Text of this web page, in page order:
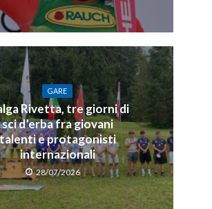
GARE
Rivetta, tre giorni di
sci d’erba fra giovani
e protagonisti
internazionali
28/07/2026